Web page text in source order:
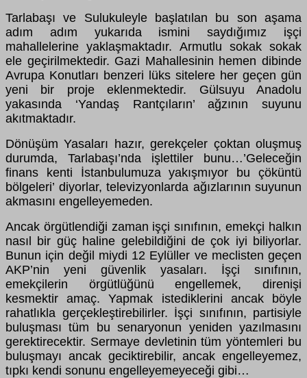
Tarlabaşı ve Sulukuleyle başlatılan bu son aşama
adım adım yukarıda ismini saydığımız işçi
mahallelerine yaklaşmaktadır. Armutlu sokak sokak
ele geçirilmektedir. Gazi Mahallesinin hemen dibinde
Avrupa Konutları benzeri lüks sitelere her geçen gün
yeni bir proje eklenmektedir. Gülsuyu Anadolu
yakasında ‘Yandaş Rantçıların’ ağzının suyunu
akıtmaktadır.
Dönüşüm Yasaları hazır, gerekçeler çoktan oluşmuş
durumda, Tarlabaşı’nda işlettiler bunu…’Geleceğin
finans kenti İstanbulumuza yakışmıyor bu çöküntü
bölgeleri’ diyorlar, televizyonlarda ağızlarının suyunun
akmasını engelleyemeden.
Ancak örgütlendiği zaman işçi sınıfının, emekçi halkın
nasıl bir güç haline gelebildiğini de çok iyi biliyorlar.
Bunun için değil miydi 12 Eylüller ve meclisten geçen
AKP’nin yeni güvenlik yasaları. İşçi sınıfının,
emekçilerin örgütlüğünü engellemek, direnişi
kesmektir amaç. Yapmak istediklerini ancak böyle
rahatlıkla gerçekleştirebilirler. İşçi sınıfının, partisiyle
buluşması tüm bu senaryonun yeniden yazılmasını
gerektirecektir. Sermaye devletinin tüm yöntemleri bu
buluşmayı ancak geciktirebilir, ancak engelleyemez,
tıpkı kendi sonunu engelleyemeyeceği gibi…